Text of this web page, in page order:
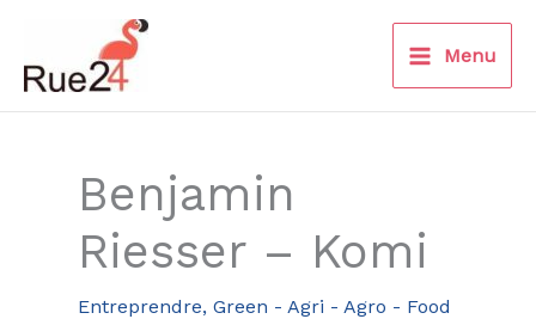
contenu
Menu
Benjamin
Riesser – Komi
Entreprendre, Green - Agri - Agro - Food